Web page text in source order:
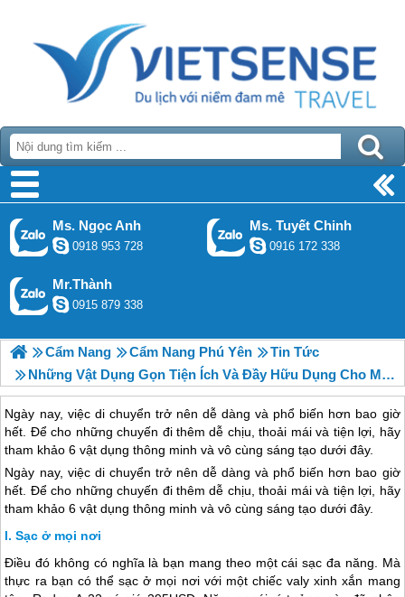
Ms. Ngọc Anh
0918 953 728
Ms. Tuyết Chinh
0916 172 338
Mr.Thành
0915 879 338
Cẩm Nang Cẩm Nang Phú Yên
Tin Tức
Những Vật Dụng Gọn Tiện Ích Và Đầy Hữu Dụng Cho Mọi Chuyến Đi
Ngày nay, việc di chuyển trở nên dễ dàng và phổ biến hơn bao giờ
hết. Để cho những chuyến đi thêm dễ chịu, thoải mái và tiện lợi, hãy
tham khảo 6 vật dụng thông minh và vô cùng sáng tạo dưới đây.
Ngày nay, việc di chuyển trở nên dễ dàng và phổ biến hơn bao giờ
hết. Để cho những chuyến đi thêm dễ chịu, thoải mái và tiện lợi, hãy
tham khảo 6 vật dụng thông minh và vô cùng sáng tạo dưới đây.
Sạc ở mọi nơi
Điều đó không có nghĩa là bạn mang theo một cái sạc đa năng. Mà
thực ra bạn có thể sạc ở mọi nơi với một chiếc valy xinh xắn mang